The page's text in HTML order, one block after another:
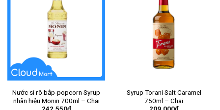
Nước si rô bắp-popcorn Syrup
nhãn hiệu Monin 700ml – Chai
Syrup Torani Salt Caramel
750ml – Chai